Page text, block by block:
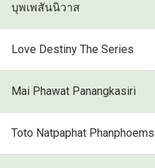
บุพเพสันนิวาส
Love Destiny The Series
Mai Phawat Panangkasiri
Toto Natpaphat